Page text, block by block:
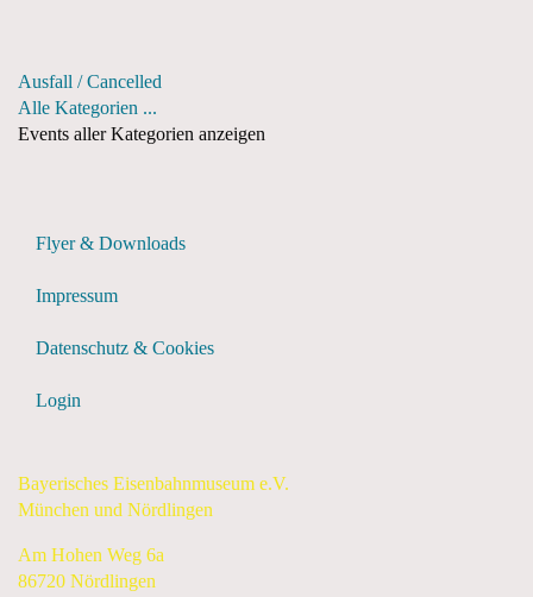
Ausfall / Cancelled
Alle Kategorien ...
Events aller Kategorien anzeigen
Flyer & Downloads
Impressum
Datenschutz & Cookies
Login
Bayerisches Eisenbahnmuseum e.V.
München und Nördlingen
Am Hohen Weg 6a
86720 Nördlingen